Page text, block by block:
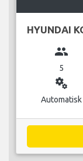
HYUNDAI
group
5
miscellaneous_services
Automatisk